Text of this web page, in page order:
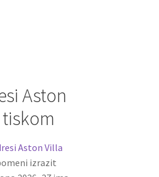
Aston
Aston Villa
izrazit